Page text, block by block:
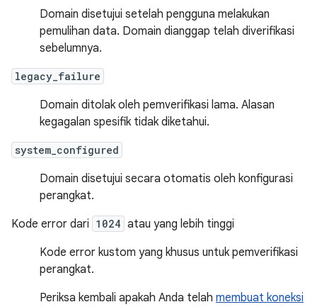
Domain disetujui setelah pengguna melakukan
pemulihan data. Domain dianggap telah diverifikasi
sebelumnya.
legacy_failure
Domain ditolak oleh pemverifikasi lama. Alasan
kegagalan spesifik tidak diketahui.
system_configured
Domain disetujui secara otomatis oleh konfigurasi
perangkat.
Kode error dari 1024 atau yang lebih tinggi
Kode error kustom yang khusus untuk pemverifikasi
perangkat.
Periksa kembali apakah Anda telah membuat koneksi